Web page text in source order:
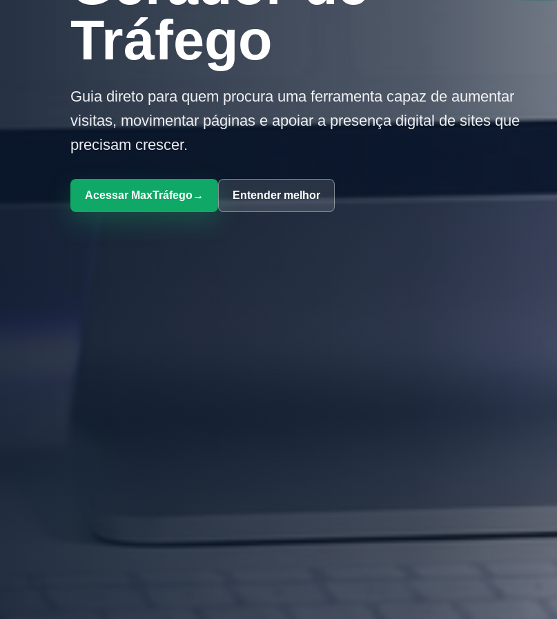
Tráfego
Guia direto para quem procura uma ferramenta capaz de aumentar
visitas, movimentar páginas e apoiar a presença digital de sites que
precisam crescer.
Acessar MaxTráfego→ Entender melhor